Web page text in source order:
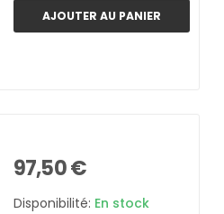
AJOUTER AU PANIER
97,50 €
Disponibilité: En stock